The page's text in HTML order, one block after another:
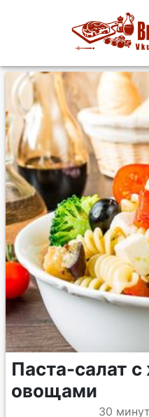
Паста-салат
овощами
30 минут